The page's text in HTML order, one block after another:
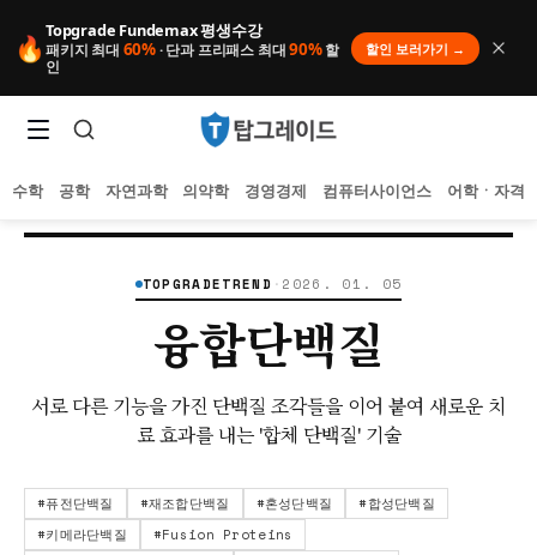
🔥
Topgrade Fundemax 평생수강
패키지 최대 60% · 단과 프리패스 최대90%할
인
할인 보러가기 →
아직 집계된 인기 검색어가 없습니다.
추천 검색어
등록된 추천 검색어가 없습니다.
최근 검색 내역이 없습니다.
수학 공학 자연과학 의약학 경영경제 컴퓨터사이언스 어학ㆍ자격
홈 TopgradeTrend
💡 TOPGRADETREND · 2026. 01. 05
융합단백질
서로 다른 기능을 가진 단백질 조각들을 이어 붙여 새로운 치
료 효과를 내는 '합체 단백질' 기술
#퓨전단백질 #재조합단백질 #혼성단백질 #합성단백질
#키메라단백질 #Fusion Proteins